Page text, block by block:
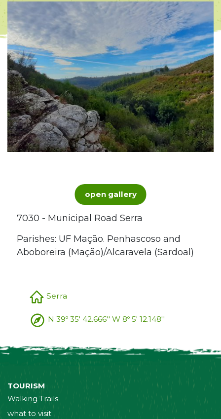
open gallery
7030 - Municipal Road Serra
Parishes: UF Mação. Penhascoso and
Aboboreira (Mação)/Alcaravela (Sardoal)
Serra
N 39º 35' 42.666'' W 8º 5' 12.148''
TOURISM
Walking Trails
what to visit